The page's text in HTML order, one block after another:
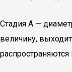
Стадия А —
величину,